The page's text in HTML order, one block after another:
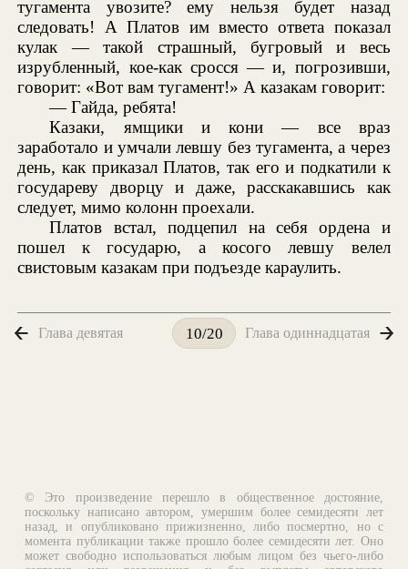
тугамента увозите? ему нельзя будет назад
следовать! А Платов им вместо ответа показал
кулак — такой страшный, бугровый и весь
изрубленный, кое-как сросся — и, погрозивши,
говорит: «Вот вам тугамент!» А казакам говорит:
— Гайда, ребята!
Казаки, ямщики и кони — все враз
заработало и умчали левшу без тугамента, а через
день, как приказал Платов, так его и подкатили к
государеву дворцу и даже, расскакавшись как
следует, мимо колонн проехали.
Платов встал, подцепил на себя ордена и
пошел к государю, а косого левшу велел
свистовым казакам при подъезде караулить.
Глава девятая 10/20 Глава одиннадцатая
© Это произведение перешло в общественное достояние,
поскольку написано автором, умершим более семидесяти лет
назад, и опубликовано прижизненно, либо посмертно, но с
момента публикации также прошло более семидесяти лет. Оно
может свободно использоваться любым лицом без чьего-либо